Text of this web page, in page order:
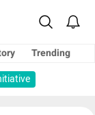
Trending